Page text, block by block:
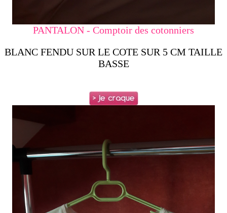
PANTALON - Comptoir des cotonniers
BLANC FENDU SUR LE COTE SUR 5 CM TAILLE
BASSE